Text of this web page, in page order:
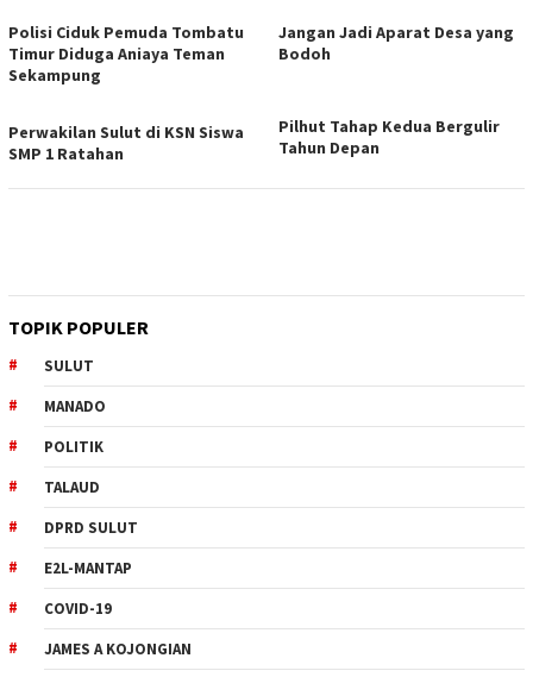
Polisi Ciduk Pemuda Tombatu
Timur Diduga Aniaya Teman
Sekampung
Jangan Jadi Aparat Desa yang
Bodoh
Perwakilan Sulut di KSN Siswa
SMP 1 Ratahan
Pilhut Tahap Kedua Bergulir
Tahun Depan
TOPIK POPULER
SULUT
MANADO
POLITIK
TALAUD
DPRD SULUT
E2L-MANTAP
COVID-19
JAMES A KOJONGIAN